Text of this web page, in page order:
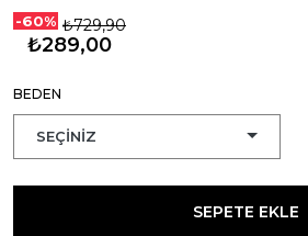
-60% ₺729,90
₺289,00
BEDEN
SEPETE EKLE